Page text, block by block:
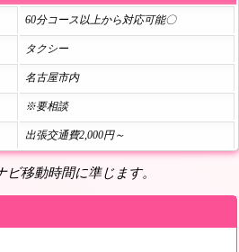
60分コース以上から対応可能〇
タクシー
名古屋市内
※要相談
出張交通費2,000円～
ビ移動時間に準じます。